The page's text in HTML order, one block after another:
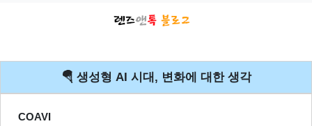
🪂 생성형 AI 시대, 변화에 대한 생각
COAVI